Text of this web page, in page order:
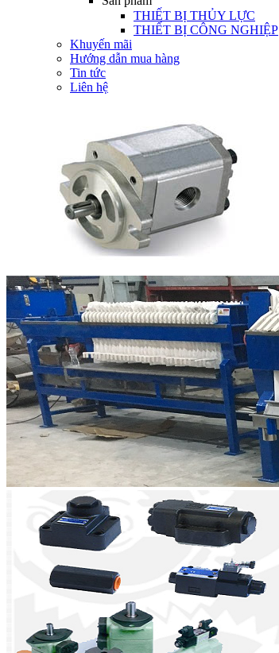
THIẾT BỊ THỦY LỰC
THIẾT BỊ CÔNG NGHIỆP
Khuyến mãi
Hướng dẫn mua hàng
Tin tức
Liên hệ